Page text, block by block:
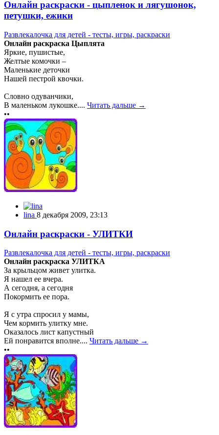
Онлайн раскраски - цыпленок и лягушонок,
петушки, ежики
Развлекалочка для детей - тесты, игры, раскраски
Онлайн раскраска Цыплята
Яркие, пушистые,
Желтые комочки –
Маленькие деточки
Нашей пестрой квочки.
Словно одуванчики,
В маленьком лукошке.... Читать дальше →
••
lina 8 декабря 2009, 23:13
Онлайн раскраски - УЛИТКИ
Развлекалочка для детей - тесты, игры, раскраски
Онлайн раскраска УЛИТКА
За крыльцом живет улитка.
Я нашел ее вчера.
А сегодня, а сегодня
Покормить ее пора.
Я с утра спросил у мамы,
Чем кормить улитку мне.
Оказалось лист капустный
Ей понравится вполне.... Читать дальше →
••